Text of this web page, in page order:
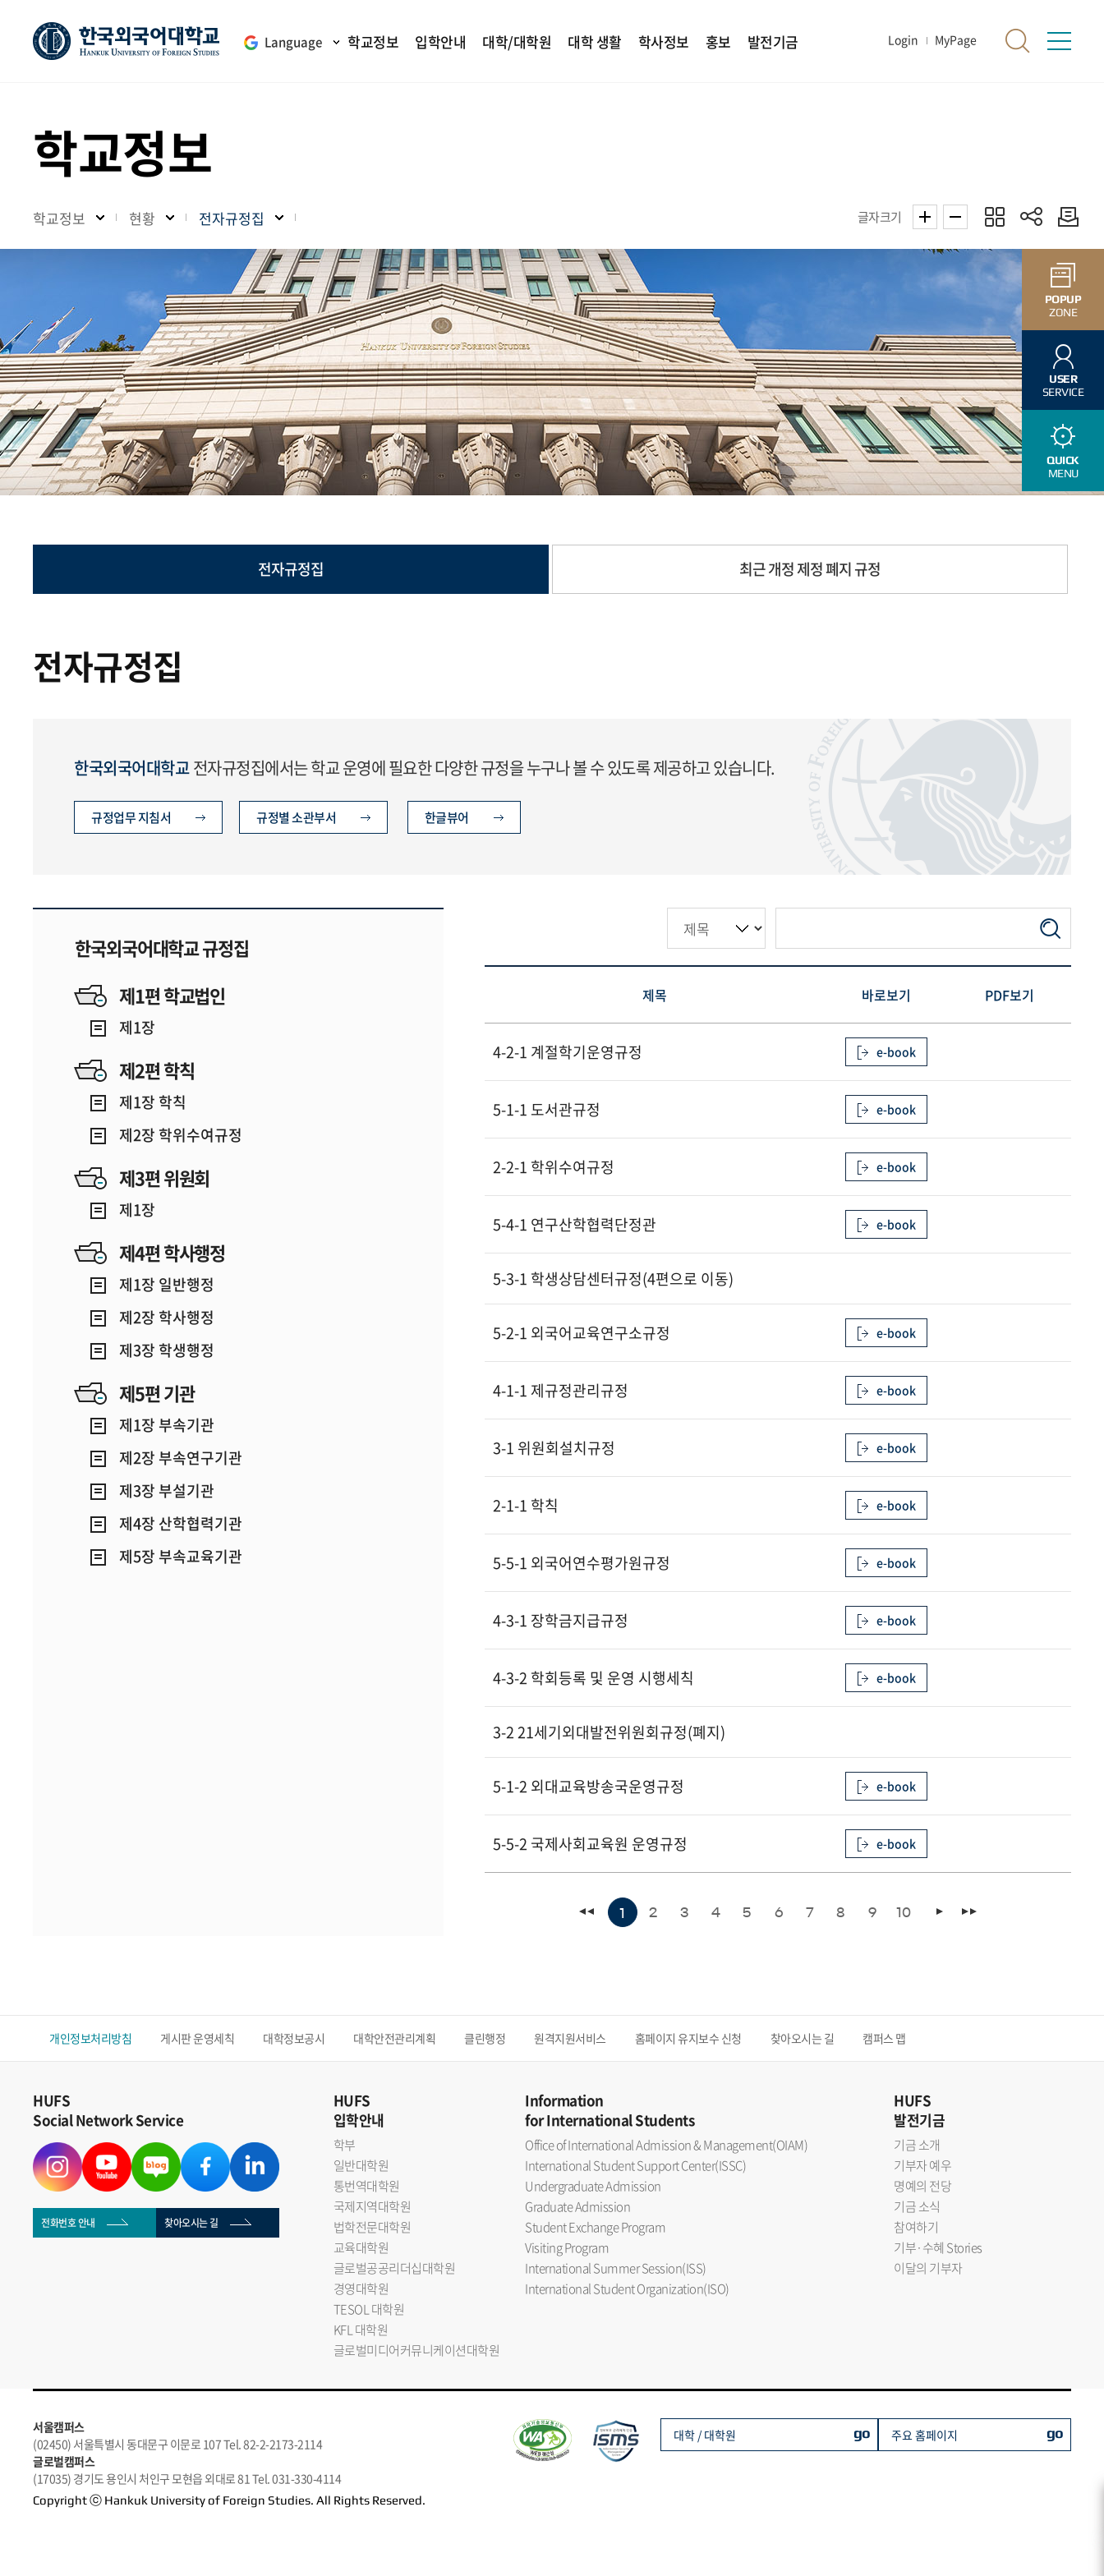
Language 학교정보 입학안내 대학/대학원 대학 생활 학사정보 홍보 발전기금 Login MyPage
POPUP
ZONE
USER
SERVICE
QUICK
MENU
학교정보
학교정보 현황 전자규정집 글자크기
전자규정집 최근 개정 제정 폐지 규정
전자규정집
한국외국어대학교전자규정집에서는 학교 운영에 필요한 다양한 규정을 누구나 볼 수 있도록 제공하고 있습니다.
규정업무 지침서 규정별 소관부서 한글뷰어
한국외국어대학교 규정집
제1편 학교법인
제1장
제2편 학칙
제1장 학칙
제2장 학위수여규정
제3편 위원회
제1장
제4편 학사행정
제1장 일반행정
제2장 학사행정
제3장 학생행정
제5편 기관
제1장 부속기관
제2장 부속연구기관
제3장 부설기관
제4장 산학협력기관
제5장 부속교육기관
제목 바로보기 PDF보기
4-2-1 계절학기운영규정 e-book
5-1-1 도서관규정 e-book
2-2-1 학위수여규정 e-book
5-4-1 연구산학협력단정관 e-book
5-3-1 학생상담센터규정(4편으로 이동)
5-2-1 외국어교육연구소규정 e-book
4-1-1 제규정관리규정 e-book
3-1 위원회설치규정 e-book
2-1-1 학칙 e-book
5-5-1 외국어연수평가원규정 e-book
4-3-1 장학금지급규정 e-book
4-3-2 학회등록 및 운영 시행세칙 e-book
3-2 21세기외대발전위원회규정(폐지)
5-1-2 외대교육방송국운영규정 e-book
5-5-2 국제사회교육원 운영규정 e-book
1 2 3 4 5 6 7 8 9 10
개인정보처리방침 게시판 운영세칙 대학정보공시 대학안전관리계획 클린행정 원격지원서비스 홈페이지 유지보수 신청 찾아오시는 길 캠퍼스 맵
HUFS
Social Network Service
전화번호 안내 찾아오시는 길
HUFS
입학안내
학부
일반대학원
통번역대학원
국제지역대학원
법학전문대학원
교육대학원
글로벌공공리더십대학원
경영대학원
TESOL 대학원
KFL 대학원
글로벌미디어커뮤니케이션대학원
Information
for International Students
Office of International Admission & Management(OIAM)
International Student Support Center(ISSC)
Undergraduate Admission
Graduate Admission
Student Exchange Program
Visiting Program
International Summer Session(ISS)
International Student Organization(ISO)
HUFS
발전기금
기금 소개
기부자 예우
명예의 전당
기금 소식
참여하기
기부·수혜 Stories
이달의 기부자
서울캠퍼스
(02450) 서울특별시 동대문구 이문로 107 Tel. 82-2-2173-2114
글로벌캠퍼스
(17035) 경기도 용인시 처인구 모현읍 외대로 81 Tel. 031-330-4114
Copyright ⓒ Hankuk University of Foreign Studies. All Rights Reserved.
대학 / 대학원 go 주요 홈페이지 go